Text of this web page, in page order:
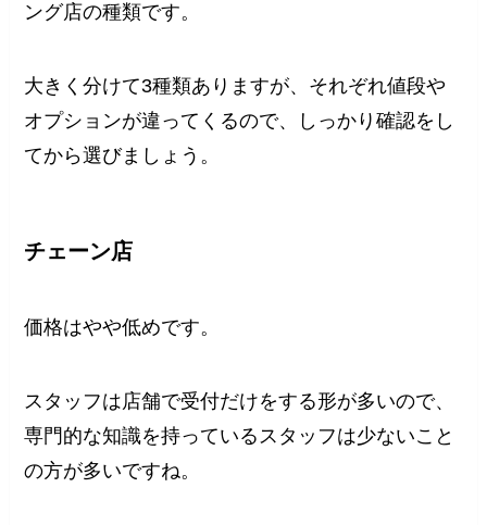
ング店の種類です。
大きく分けて3種類ありますが、それぞれ値段や
オプションが違ってくるので、しっかり確認をし
てから選びましょう。
チェーン店
価格はやや低めです。
スタッフは店舗で受付だけをする形が多いので、
専門的な知識を持っているスタッフは少ないこと
の方が多いですね。